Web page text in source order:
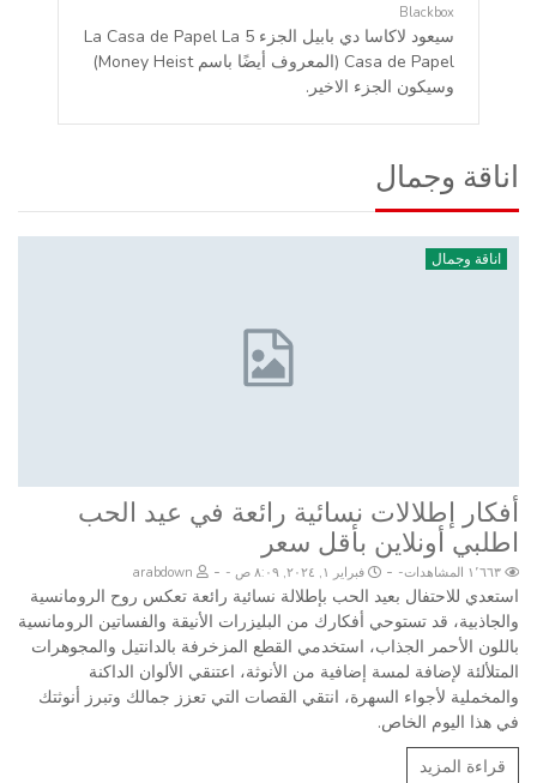
Blackbox
سيعود لاكاسا دي بابيل الجزء 5 La Casa de Papel La
Casa de Papel (المعروف أيضًا باسم Money Heist)
وسيكون الجزء الاخير.
اناقة وجمال
اناقة وجمال
أفكار إطلالات نسائية رائعة في عيد الحب
اطلبي أونلاين بأقل سعر
- فبراير ١, ٢٠٢٤, ٨:٠٩ ص -
استعدي للاحتفال بعيد الحب بإطلالة نسائية رائعة تعكس روح الرومانسية
والجاذبية، قد تستوحي أفكارك من البليزرات الأنيقة والفساتين الرومانسية
باللون الأحمر الجذاب، استخدمي القطع المزخرفة بالدانتيل والمجوهرات
المتلألئة لإضافة لمسة إضافية من الأنوثة، اعتنقي الألوان الداكنة
والمخملية لأجواء السهرة، انتقي القصات التي تعزز جمالك وتبرز أنوثتك
في هذا اليوم الخاص.
قراءة المزيد